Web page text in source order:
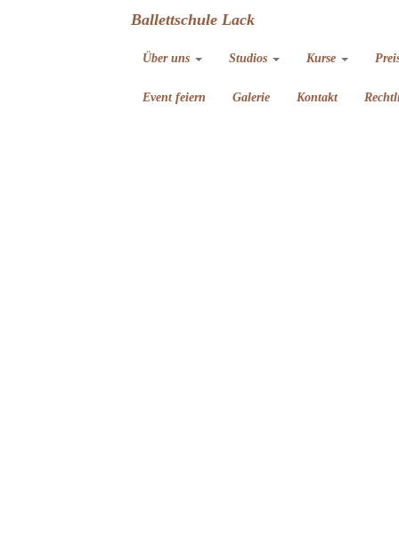
Ballettschule Lack
Über uns Studios Kurse
Event feiern Galerie Kontakt